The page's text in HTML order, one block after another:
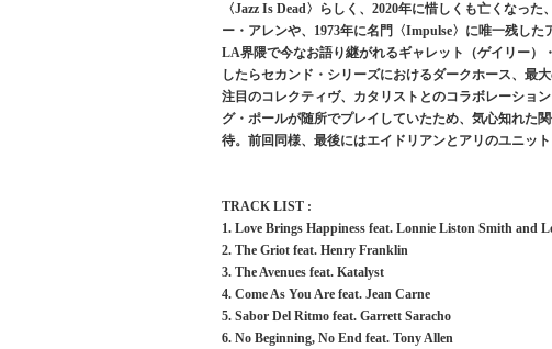
〈Jazz Is Dead〉らしく、2020年に惜しくも亡くなっ
ー・アレンや、1973年に名門〈Impulse〉に唯一残し
LA界隈で今なお語り継がれるギャレット（ゲイリー）
したらセカンド・シリーズにおけるダークホース、最
注目のコレクティヴ、カタリストとのコラボレーショ
グ・ポールが随所でプレイしていたため、気心知れた
待。前回同様、最後にはエイドリアンとアリのユニッ
TRACK LIST :
1. Love Brings Happiness feat. Lonnie Liston Smith and
2. The Griot feat. Henry Franklin
3. The Avenues feat. Katalyst
4. Come As You Are feat. Jean Carne
5. Sabor Del Ritmo feat. Garrett Saracho
6. No Beginning, No End feat. Tony Allen